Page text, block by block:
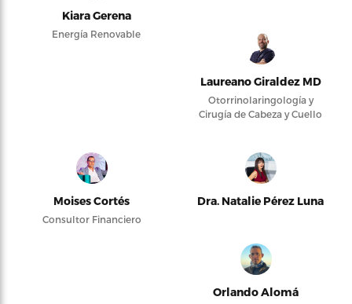
Kiara Gerena
Energía Renovable
Laureano Giraldez MD
Otorrinolaringología y
Cirugía de Cabeza y Cuello
Moises Cortés
Consultor Financiero
Dra. Natalie Pérez Luna
Orlando Alomá